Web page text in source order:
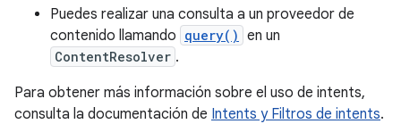
Puedes realizar una consulta a un proveedor de
contenido llamando query() en un
ContentResolver .
Para obtener más información sobre el uso de intents,
consulta la documentación de Intents y Filtros de intents.